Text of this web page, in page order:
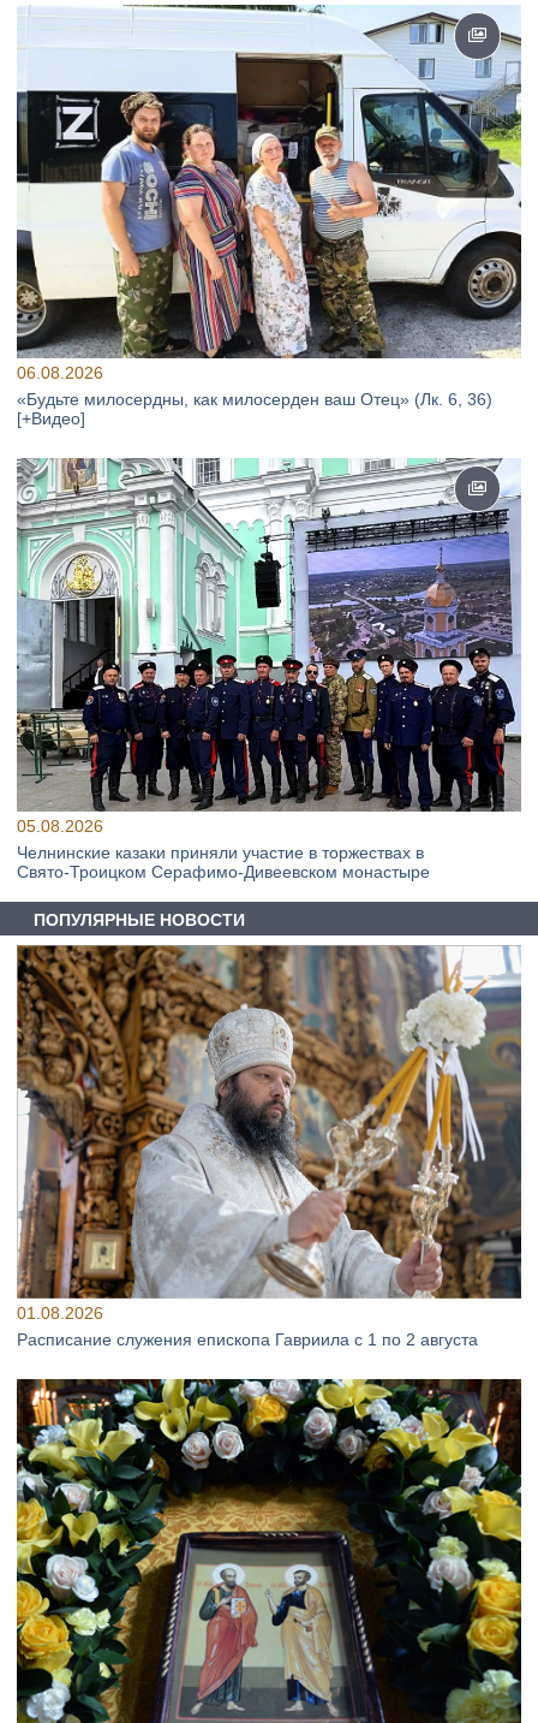
06.08.2026
«Будьте милосердны, как милосерден ваш Отец» (Лк. 6, 36)
[+Видео]
05.08.2026
Челнинские казаки приняли участие в торжествах в
Свято‑Троицком Серафимо‑Дивеевском монастыре
ПОПУЛЯРНЫЕ НОВОСТИ
01.08.2026
Расписание служения епископа Гавриила с 1 по 2 августа